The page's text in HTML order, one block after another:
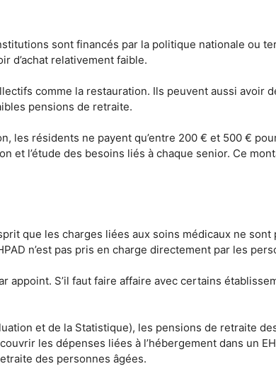
sont financés par la politique nationale ou
d’achat relativement faible.
comme la restauration. Ils peuvent aussi avoir
pensions de retraite.
les résidents ne payent qu’entre 200 € et 500 €
et l’étude des besoins liés à chaque senior. Ce
que les charges liées aux soins médicaux ne sont
n’est pas pris en charge directement par les
S’il faut faire affaire avec certains
et de la Statistique), les pensions de retraite
les dépenses liées à l’hébergement dans un
des personnes âgées.